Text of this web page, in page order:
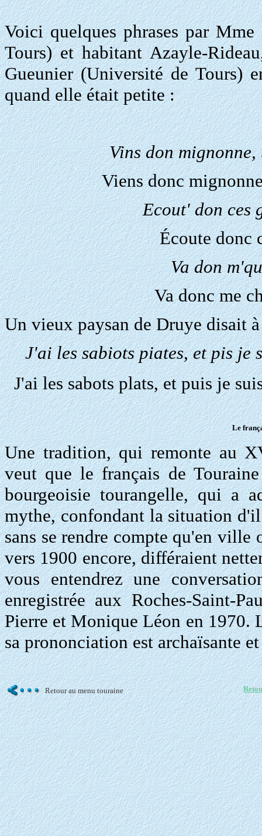
Voici quelques phrases par
Tours) et habitant Azayle-
Gueunier (Université de Tours)
quand elle était petite :
Vins don
Viens donc
Ecout' don ces
Écoute donc
Va don
Va donc me
Un vieux paysan de Druye disait
J'ai les sabiots piates, et pis
J'ai les sabots plats, et puis je
Le
Une tradition, qui remonte au
veut que le français de
bourgeoisie tourangelle, qui a
mythe, confondant la situation
sans se rendre compte qu'en ville
vers 1900 encore, différaient
vous entendrez une
enregistrée aux Roches-Saint-
Pierre et Monique Léon en 1970.
sa prononciation est archaïsante
Retour au menu touraine